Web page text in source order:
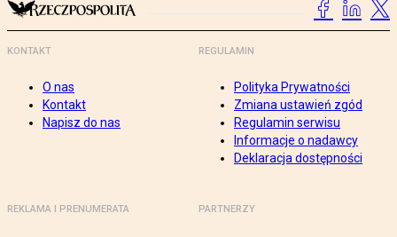
KONTAKT
O nas
Kontakt
Napisz do nas
REGULAMIN
Polityka Prywatności
Zmiana ustawień zgód
Regulamin serwisu
Informacje o nadawcy
Deklaracja dostępności
REKLAMA I PRENUMERATA PARTNERZY